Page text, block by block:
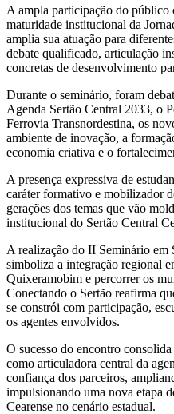
A ampla participação do público
maturidade institucional da
amplia sua atuação para
debate qualificado, articulação
concretas de desenvolvimento
Durante o seminário, foram
Agenda Sertão Central 2033, o
Ferrovia Transnordestina, os
ambiente de inovação, a
economia criativa e o
A presença expressiva de
caráter formativo e mobilizador
gerações dos temas que vão
institucional do Sertão Central
A realização do II Seminário em
simboliza a integração regional
Quixeramobim e percorrer os
Conectando o Sertão reafirma
se constrói com participação,
os agentes envolvidos.
O sucesso do encontro
como articuladora central da
confiança dos parceiros,
impulsionando uma nova etapa
Cearense no cenário estadual.